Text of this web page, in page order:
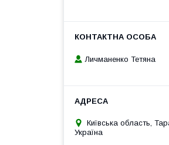
Личманенко Тетяна
Київська область,
Україна